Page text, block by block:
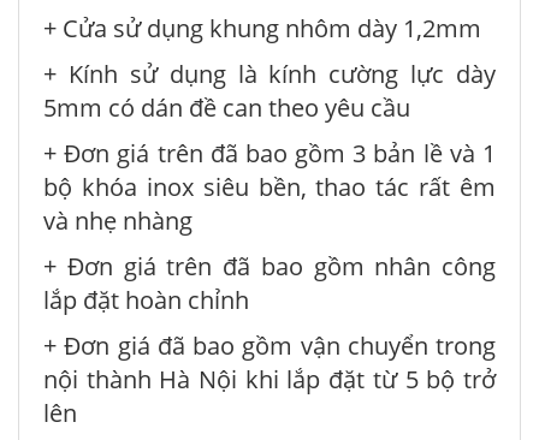
+ Cửa sử dụng khung nhôm dày 1,2mm
+ Kính sử dụng là kính cường lực dày
5mm có dán đề can theo yêu cầu
+ Đơn giá trên đã bao gồm 3 bản lề và 1
bộ khóa inox siêu bền, thao tác rất êm
và nhẹ nhàng
+ Đơn giá trên đã bao gồm nhân công
lắp đặt hoàn chỉnh
+ Đơn giá đã bao gồm vận chuyển trong
nội thành Hà Nội khi lắp đặt từ 5 bộ trở
lên